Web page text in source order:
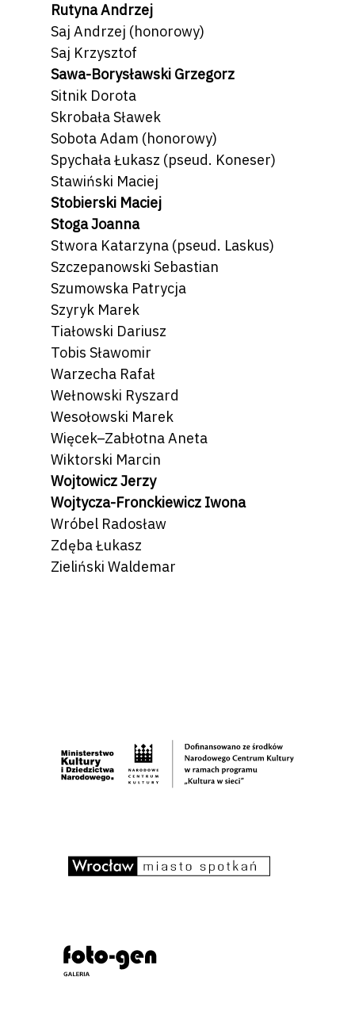
Rutyna Andrzej
Saj Andrzej (honorowy)
Saj Krzysztof
Sawa-Borysławski Grzegorz
Sitnik Dorota
Skrobała Sławek
Sobota Adam (honorowy)
Spychała Łukasz (pseud. Koneser)
Stawiński Maciej
Stobierski Maciej
Stoga Joanna
Stwora Katarzyna (pseud. Laskus)
Szczepanowski Sebastian
Szumowska Patrycja
Szyryk Marek
Tiałowski Dariusz
Tobis Sławomir
Warzecha Rafał
Wełnowski Ryszard
Wesołowski Marek
Więcek–Zabłotna Aneta
Wiktorski Marcin
Wojtowicz Jerzy
Wojtycza-Fronckiewicz Iwona
Wróbel Radosław
Zdęba Łukasz
Zieliński Waldemar